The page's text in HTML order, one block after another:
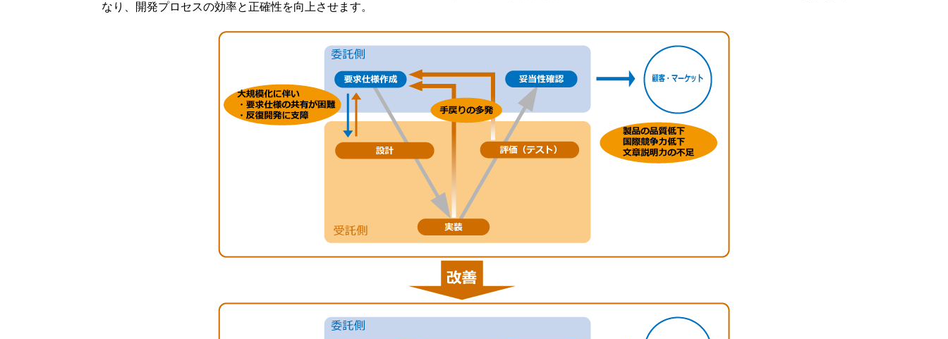
なり、開発プロセスの効率と正確性を向上させます。